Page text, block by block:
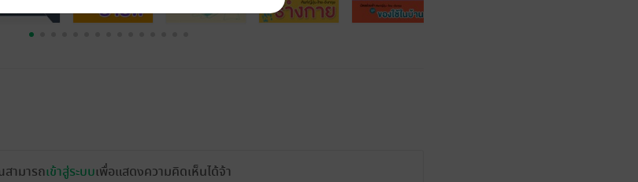
ามารถเข้าสู่ระบบเพื่อแสดงความคิดเห็นได้จ้า